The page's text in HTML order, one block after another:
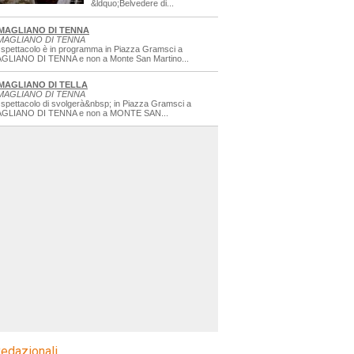
&ldquo;Belvedere di...
DI TENNA
DI TENNA
spettacolo è in programma in Piazza Gramsci a
DI TENNA e non a Monte San Martino...
DI TELLA
DI TENNA
spettacolo di svolgerà&nbsp; in Piazza Gramsci a
DI TENNA e non a MONTE SAN...